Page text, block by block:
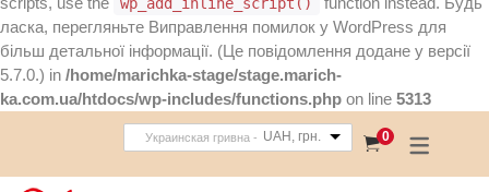
ласка, перегляньте Виправлення помилок у WordPress для
більш детальної інформації. (Це повідомлення додане у версії
5.7.0.) in /home/marichka-stage/stage.marich-
ka.com.ua/htdocs/wp-includes/functions.php on line 5313
UAH, грн.
Украинская гривна - 0